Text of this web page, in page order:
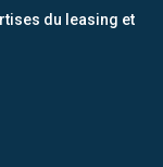
du leasing et